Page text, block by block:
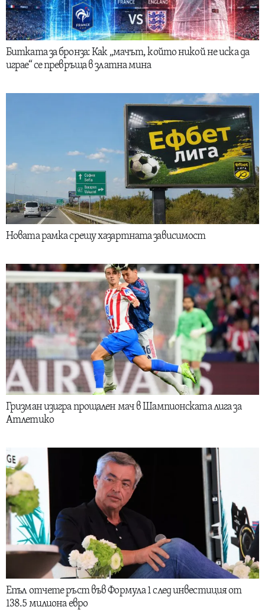
Битката за бронза: Как „мачът, който никой не иска да
играе“ се превръща в златна мина
Новата рамка срещу хазартната зависимост
Гризман изигра прощален мач в Шампионската лига за
Атлетико
Епъл отчете ръст във Формула 1 след инвестиция от
138.5 милиона евро